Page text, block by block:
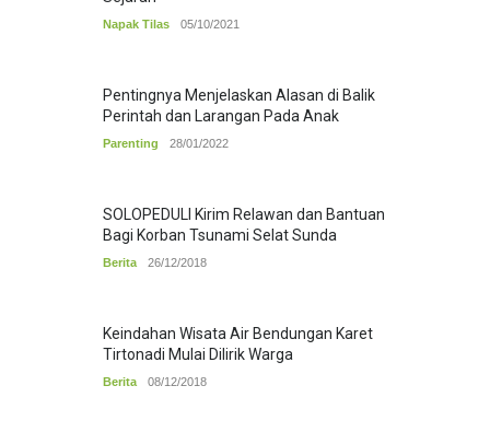
Napak Tilas 05/10/2021
Pentingnya Menjelaskan Alasan di Balik
Perintah dan Larangan Pada Anak
Parenting 28/01/2022
SOLOPEDULI Kirim Relawan dan Bantuan
Bagi Korban Tsunami Selat Sunda
Berita 26/12/2018
Keindahan Wisata Air Bendungan Karet
Tirtonadi Mulai Dilirik Warga
Berita 08/12/2018